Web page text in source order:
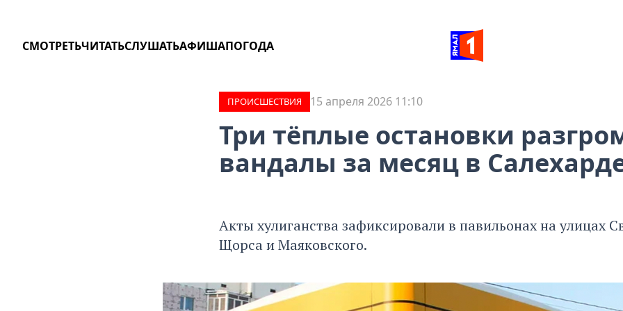
СМОТРЕТЬЧИТАТЬСЛУШАТЬАФИШАПОГОДА
ПРОИCШЕСТВИЯ 15 апреля 2026 11:10
Три тёплые остановки
вандалы за месяц в
Акты хулиганства зафиксировали в павильонах на улицах
Щорса и Маяковского.